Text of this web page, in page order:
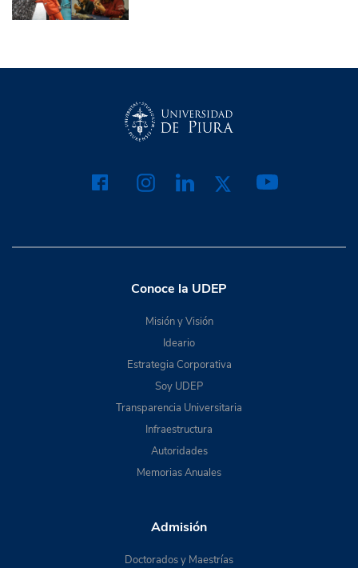
Conoce la UDEP
Misión y Visión
Ideario
Estrategia Corporativa
Soy UDEP
Transparencia Universitaria
Infraestructura
Autoridades
Memorias Anuales
Admisión
Doctorados y Maestrías